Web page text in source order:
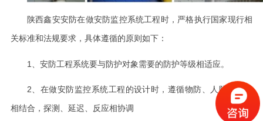
陕西鑫安安防在做安防监控系统工程时，严格执行国家现行相
关标准和法规要求，具体遵循的原则如下：
1 、安防工程系统要与防护对象需要的防护等级相适应。
2、在做安防监控系统工程的设计时，遵循物防、人防和技防
相结合，探测、延迟、反应相协调